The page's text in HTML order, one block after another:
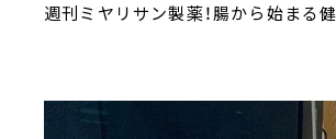
週刊ミヤリサン製薬！腸から始まる